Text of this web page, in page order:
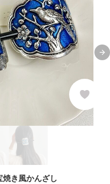
き風かんざし